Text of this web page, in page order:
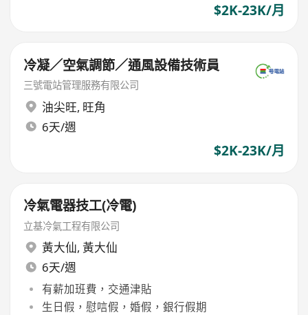
$2K-23K/月
冷凝／空氣調節／通風設備技術員
三號電站管理服務有限公司
油尖旺, 旺角
6天/週
$2K-23K/月
冷氣電器技工(冷電)
立基冷氣工程有限公司
黃大仙, 黃大仙
6天/週
有薪加班費，交通津貼
生日假，慰唁假，婚假，銀行假期